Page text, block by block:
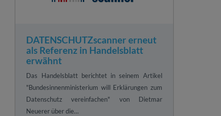
DATENSCHUTZscanner erneut
als Referenz in Handelsblatt
erwähnt
Das Handelsblatt berichtet in seinem Artikel
"Bundesinnenministerium will Erklärungen zum
Datenschutz vereinfachen" von Dietmar
Neuerer über die…